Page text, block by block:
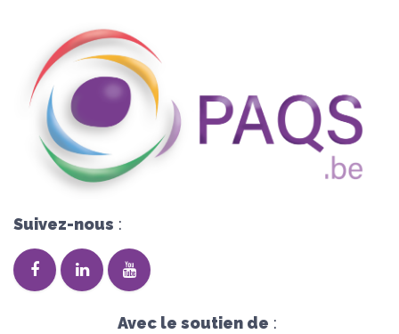
Suivez-nous :
Avec le soutien de :